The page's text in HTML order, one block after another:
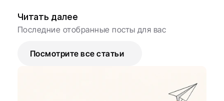
Читать далее
Последние отобранные посты для вас
Посмотрите все статьи